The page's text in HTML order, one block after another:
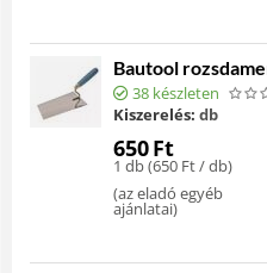
Bautool
38 készleten
Kiszerelés: db
650Ft
1 db (650 Ft/ db)
(az eladó egyéb
ajánlatai)